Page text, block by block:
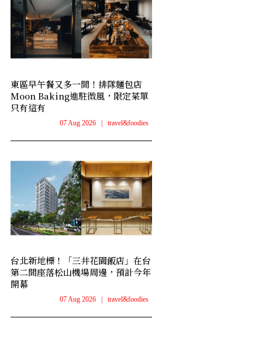
東區早午餐又多一間！排隊麵包店
Moon Baking進駐微風，限定菜單
只有這有
07 Aug 2026 travel&foodies
台北新地標！「三井花園飯店」在台
第二間座落松山機場周邊，預計今年
開幕
07 Aug 2026 travel&foodies